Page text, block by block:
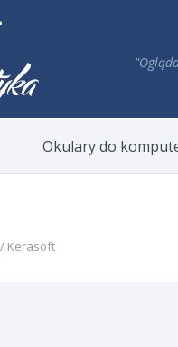
Okulary do
/ Kerasoft